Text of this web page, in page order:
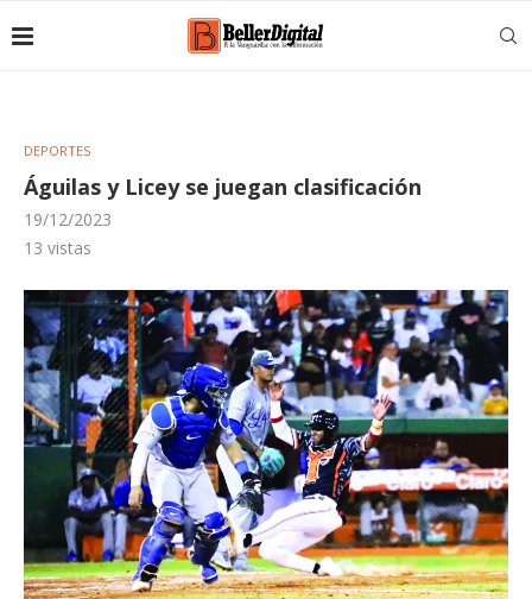
DEPORTES
Águilas y Licey se juegan clasificación
19/12/2023
13 vistas